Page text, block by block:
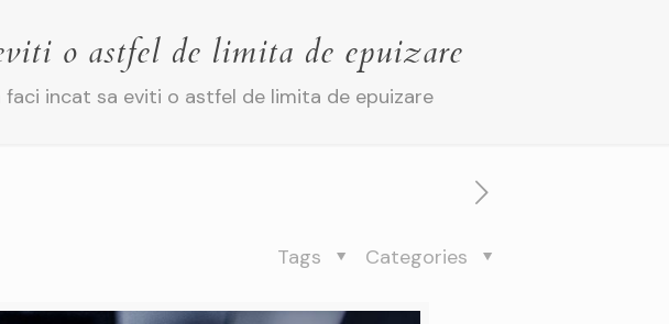
o astfel de limita de epuizare
incat sa eviti o astfel de limita de epuizare
Categories
Tags